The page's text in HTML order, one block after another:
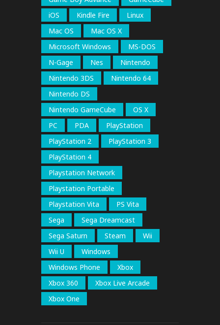
iOS
Kindle Fire
Linux
Mac OS
Mac OS X
Microsoft Windows
MS-DOS
N-Gage
Nes
Nintendo
Nintendo 3DS
Nintendo 64
Nintendo DS
Nintendo GameCube
OS X
PC
PDA
PlayStation
PlayStation 2
PlayStation 3
PlayStation 4
Playstation Network
Playstation Portable
Playstation Vita
PS Vita
Sega
Sega Dreamcast
Sega Saturn
Steam
Wii
Wii U
Windows
Windows Phone
Xbox
Xbox 360
Xbox Live Arcade
Xbox One